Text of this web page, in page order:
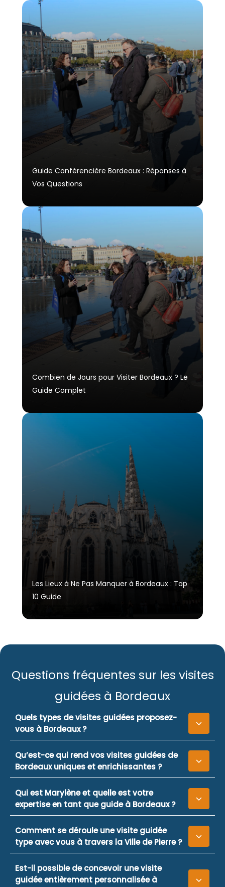
Guide Conférencière Bordeaux : Réponses à
Vos Questions
Combien de Jours pour Visiter Bordeaux ? Le
Guide Complet
Les Lieux à Ne Pas Manquer à Bordeaux : Top
10 Guide
Questions fréquentes sur les visites
guidées à Bordeaux
Quels types de visites guidées proposez-
vous à Bordeaux ?
Qu’est-ce qui rend vos visites guidées de
Bordeaux uniques et enrichissantes ?
Qui est Marylène et quelle est votre
expertise en tant que guide à Bordeaux ?
Comment se déroule une visite guidée
type avec vous à travers la Ville de Pierre ?
Est-il possible de concevoir une visite
guidée entièrement personnalisée à